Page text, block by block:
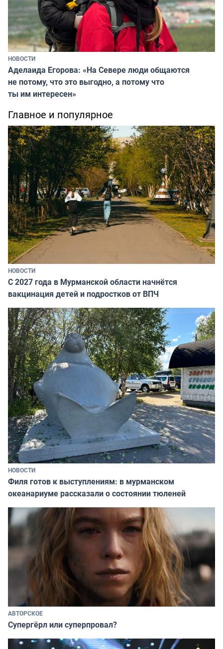
НОВОСТИ
Аделаида Егорова: «На Севере люди общаются
не потому, что это выгодно, а потому что
ты им интересен»
Главное и популярное
НОВОСТИ
С 2027 года в Мурманской области начнётся
вакцинация детей и подростков от ВПЧ
НОВОСТИ
Филя готов к выступлениям: в мурманском
океанариуме рассказали о состоянии тюленей
АВТОРСКОЕ
Супергёрл или суперпровал?